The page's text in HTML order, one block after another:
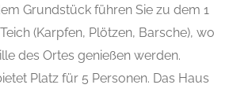
Grundstück führen Sie zu dem 1
(Karpfen, Plötzen, Barsche), wo
des Ortes genießen werden.
Platz für 5 Personen. Das Haus